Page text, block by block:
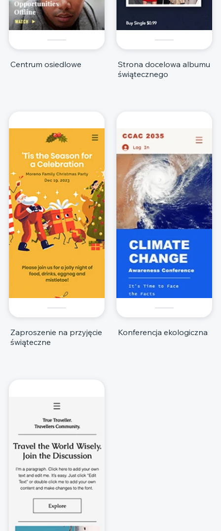
Centrum osiedlowe
Strona docelowa albumu
świątecznego
Zaproszenie na przyjęcie
świąteczne
Konferencja ekologiczna